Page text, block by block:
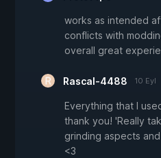
works as intended
conflicts with
overall great
Rascal-4488 10 Eyl
Everything that I
thank you! 'Really
grinding aspects
<3